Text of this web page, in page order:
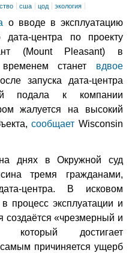
сша цод экология
о вводе в эксплуатацию
дата-центра по проекту
(Mount Pleasant) в
станет вдвое
запуска дата-центра
подала к компании
жалуется на высокий
сообщает Wisconsin
днях в Окружной суд
тремя гражданами,
центра. В исковом
процесс эксплуатации и
создаётся «чрезмерный и
который достигает
причиняется ущерб